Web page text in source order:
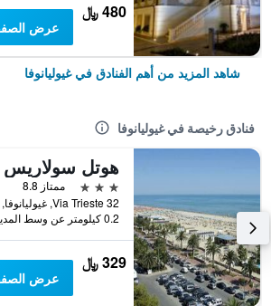
480 ﷼
عرض
شاهد المزيد من أهم الفنادق في غيوليانوفا
فنادق رخيصة في غيوليانوفا
هوتل سولاريس
3 نجوم
ممتاز 8.8
0.2 كيلومتر عن وسط المدينة
329 ﷼
عرض